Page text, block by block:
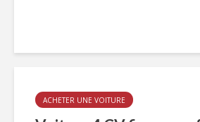
ACHETER UNE VOITURE